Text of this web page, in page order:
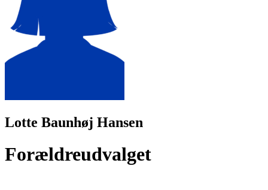
Lotte Baunhøj Hansen
Forældreudvalget